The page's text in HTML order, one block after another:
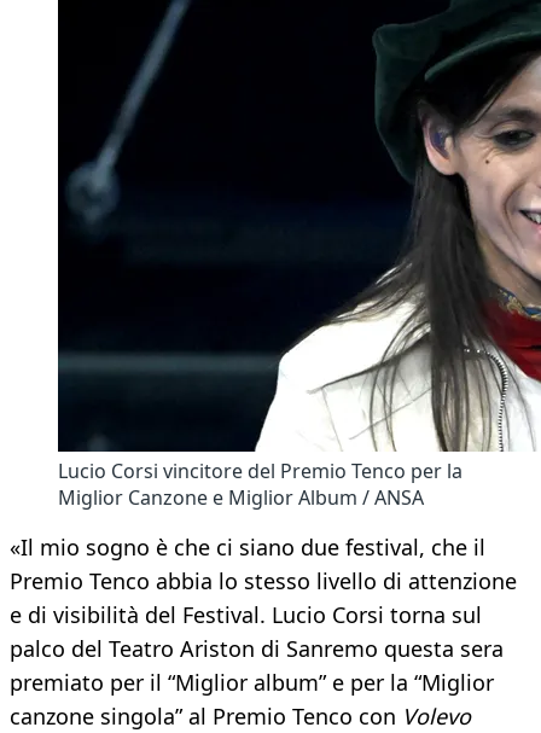
Lucio Corsi vincitore del Premio Tenco per la
Miglior Canzone e Miglior Album / ANSA
«Il mio sogno è che ci siano due festival, che il
Premio Tenco abbia lo stesso livello di attenzione
e di visibilità del Festival. Lucio Corsi torna sul
palco del Teatro Ariston di Sanremo questa sera
premiato per il “Miglior album” e per la “Miglior
canzone singola” al Premio Tenco con Volevo